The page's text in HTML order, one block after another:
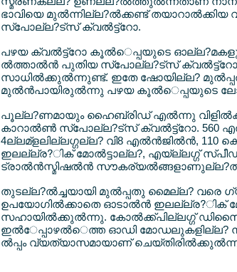
ഭാവിയെ മുല്‍ന്നില്ല?ല്‍ക്കണ്ട്
സ്പോല്ല?ട്സ് ക്വല്‍ട്ട്റോ.
പഴയ ക്വല്‍ട്ട്റോ കൂല്‍െപ്പയുടെ
ല്‍ത്താല്‍ന്‍ പുതിയ സ്പോല്ല?ട്സ്
സാധില്‍ക്കുല്‍ന്നുണ്ട്. ഇതേ ഷോയില്ല?
മുല്‍ന്‍പായിരുല്‍ന്നു പഴയ കൂല്‍െപ്പയുടെ
പൂല്ല?ണമായും ഹൈബ്രിഡ് എല്‍ന്നു
കാറാല്‍ണ്‍ സ്പോല്ല?ട്സ് ക്വല്‍ട്ട്റോ. 560
4ല്ലമ്ളലില്ലഗ്ഗല്ല? വി8 എല്‍ന്‍ജില്‍ന്‍,
ഇലല്ല്ര?ിക് മോല്‍ട്ടാല്ല?, എയ്ല്ലഗ്ഗ്
ട്രാല്‍ന്‍സ്മിഷല്‍ന്‍
തുടല്ല?ല്‍ച്ചയായി മുല്‍പ്പതു മൈല്ല? വരെ
ഉപയോഗില്‍ക്കാതെ ഓടാല്‍ന്‍ ഇലല്ല്ര?ിക്
സഹായില്‍ക്കുല്‍ന്നു. കോല്‍ക്ക്പില്ലഗ്ഗ്
ഇല്‍േപ്പാഴല്‍െത്ത ഓഡി മോഡലുകളില്ല?
ല്‍പ്പം വ്യത്യാസമായാണ്